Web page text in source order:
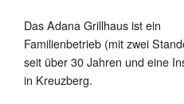
Das Adana Grillhaus ist ein
Familienbetrieb (mit zwei
seit über 30 Jahren und eine
in Kreuzberg.